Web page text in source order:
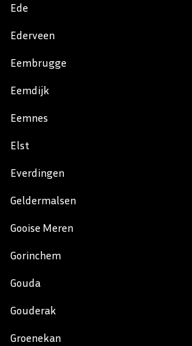
Ede
Ederveen
Eembrugge
Eemdijk
Eemnes
Elst
Everdingen
Geldermalsen
Gooise Meren
Gorinchem
Gouda
Gouderak
Groenekan